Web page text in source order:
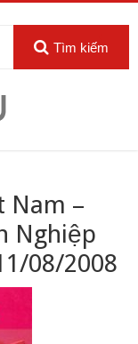
Tìm kiếm
Nam –
Nghiệp
08/2008